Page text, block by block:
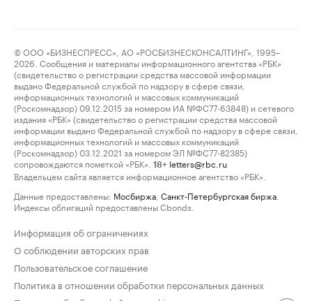
© ООО «БИЗНЕСПРЕСС», АО «РОСБИЗНЕСКОНСАЛТИНГ», 1995–
2026. Сообщения и материалы информационного агентства «РБК»
(свидетельство о регистрации средства массовой информации
выдано Федеральной службой по надзору в сфере связи,
информационных технологий и массовых коммуникаций
(Роскомнадзор) 09.12.2015 за номером ИА №ФС77-63848) и сетевого
издания «РБК» (свидетельство о регистрации средства массовой
информации выдано Федеральной службой по надзору в сфере связи,
информационных технологий и массовых коммуникаций
(Роскомнадзор) 03.12.2021 за номером ЭЛ №ФС77-82385)
сопровождаются пометкой «РБК».
18+ letters@rbc.ru
Владельцем сайта является информационное агентство «РБК».
Данные предоставлены: Мосбиржа Санкт-Петербургская биржа
Индексы облигаций предоставлены Cbonds.
Информация об ограничениях
О соблюдении авторских прав
Пользовательское соглашение
Политика в отношении обработки персональных данных